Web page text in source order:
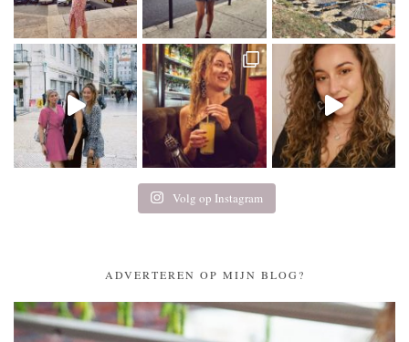
Volg op Instagram
ADVERTEREN OP MIJN BLOG?